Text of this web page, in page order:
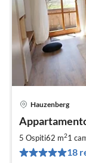
Hauzenberg
5 Ospiti62 m21
18